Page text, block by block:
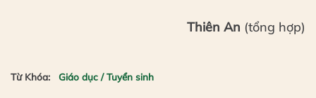
Thiên An (tổng hợp)
Từ Khóa: Giáo dục / Tuyển sinh